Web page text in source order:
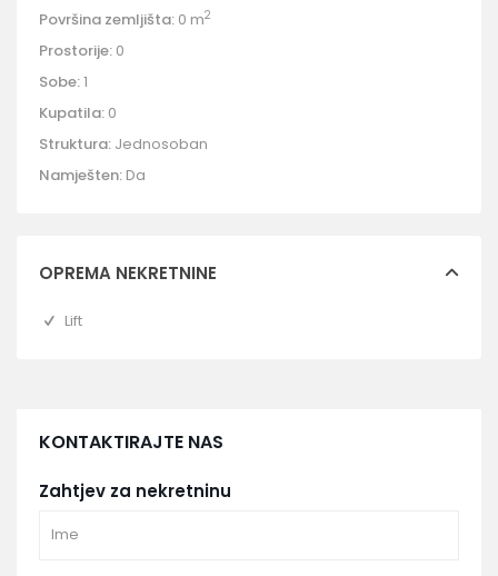
Površina zemljišta: 0 m2
Prostorije: 0
Sobe:1
Kupatila: 0
Struktura: Jednosoban
Namješten: Da
OPREMA NEKRETNINE
Lift
KONTAKTIRAJTE NAS
Zahtjev za nekretninu